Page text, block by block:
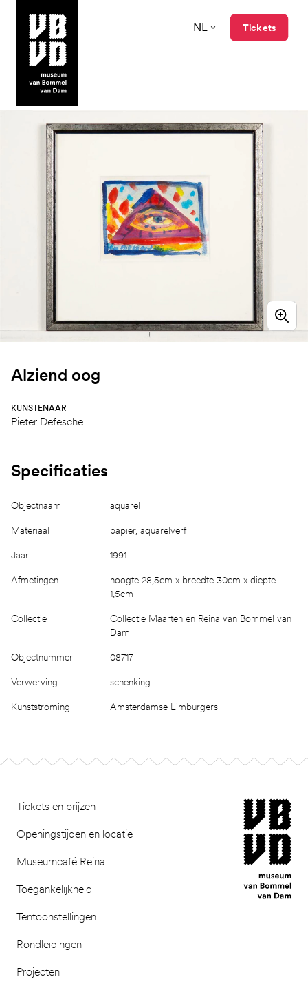
museum van Bommel van Dam
NL Tickets
Alziend oog
KUNSTENAAR
Pieter Defesche
Specificaties
Objectnaam aquarel
Materiaal papier, aquarelverf
Jaar 1991
Afmetingen
hoogte 28,5cm x breedte 30cm x diepte
1,5cm
Collectie
Collectie Maarten en Reina van Bommel van
Dam
Objectnummer 08717
Verwerving schenking
Kunststroming Amsterdamse Limburgers
Tickets en prijzen
Openingstijden en locatie
Museumcafé Reina
Toegankelijkheid
Tentoonstellingen
Rondleidingen
Projecten
museum van